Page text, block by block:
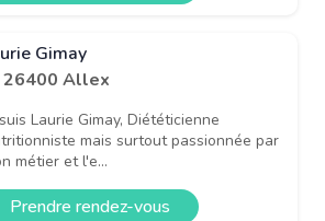
Gimay
26400 Allex
Laurie Gimay, Diététicienne
mais surtout passionnée par
métier et l'e...
Prendre rendez-vous